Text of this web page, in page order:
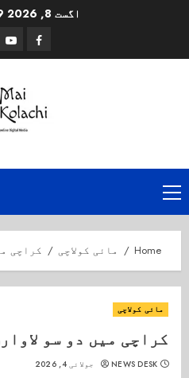
اگست 8, 2026
Primary
Menu
Home مائی کولاچی کراچی
مائی کولاچی
کراچی میں دو سو
NEWS DESK جولائی 4, 2026